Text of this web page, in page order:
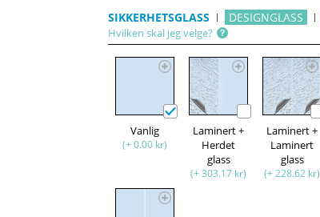
SIKKERHETSGLASS DESIGNGLASS
Hvilken skal jeg velge?
Vanlig
(+ 0.00 kr)
Laminert +
Herdet
glass
(+ 303.17 kr)
Laminert +
Laminert
glass
(+ 228.62 kr)